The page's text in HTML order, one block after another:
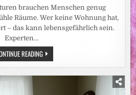
brauchen Menschen genug
Räume. Wer keine Wohnung hat,
– das kann lebensgefährlich sein.
Experten…
READINGHITZEWELLE:
WOHNUNGSLOSENHILFE
WARNT